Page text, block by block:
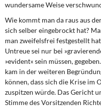
wundersame Weise
Wie kommt man da raus aus
sich selber eingebrockt hat?
man zweifelsfrei festgestellt
Untreue sei nur bei
»evident« sein müssen,
kam in der weiteren
können, dass sich die Krise im
zuspitzen würde. Das Gericht
Stimme des Vorsitzenden